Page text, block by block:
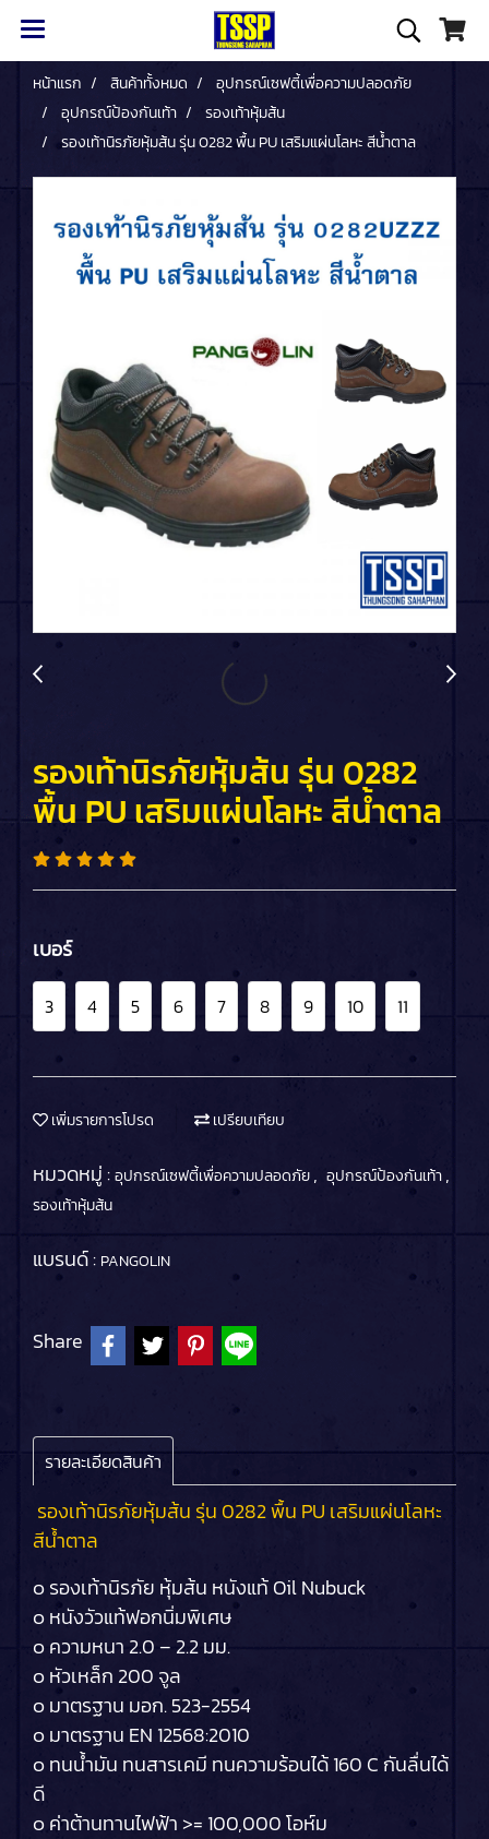
หน้าแรก สินค้าทั้งหมด
อุปกรณ์เซฟตี้เพื่อความปลอดภัย
อุปกรณ์ป้องกันเท้า
รองเท้าหุ้มส้น
รองเท้านิรภัยหุ้มส้น รุ่น 0282 พื้น PU เสริมแผ่นโลหะ สีน้ำตาล
รองเท้านิรภัยหุ้มส้น รุ่น 0282
พื้น PU เสริมแผ่นโลหะ สีน้ำตาล
เบอร์
3 4 5 6 7 8 9 10 11
เพิ่มรายการโปรด เปรียบเทียบ
หมวดหมู่ :อุปกรณ์เซฟตี้เพื่อความปลอดภัย, อุปกรณ์ป้องกันเท้า,
รองเท้าหุ้มส้น
แบรนด์ : PANGOLIN
Share
รายละเอียดสินค้า
รองเท้านิรภัยหุ้มส้น รุ่น 0282 พื้น PU เสริมแผ่นโลหะ
สีน้ำตาล
๐ รองเท้านิรภัย หุ้มส้น หนังแท้ Oil Nubuck
๐ หนังวัวแท้ฟอกนิ่มพิเศษ
๐ ความหนา 2.0 – 2.2 มม.
๐ หัวเหล็ก 200 จูล
๐ มาตรฐาน มอก. 523-2554
๐ มาตรฐาน EN 12568:2010
๐ ทนน้ำมัน ทนสารเคมี ทนความร้อนได้ 160 C กันลื่นได้
ดี
๐ ค่าต้านทานไฟฟ้า >= 100,000 โอห์ม